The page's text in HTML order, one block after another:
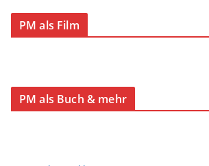
PM als Film
PM als Buch & mehr